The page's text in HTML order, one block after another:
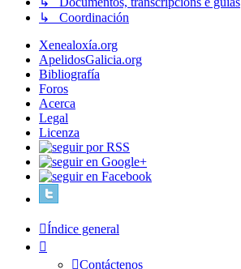
↳ Coordinación
Xenealoxía.org
ApelidosGalicia.org
Bibliografía
Foros
Acerca
Legal
Licenza
Índice general
Contáctenos